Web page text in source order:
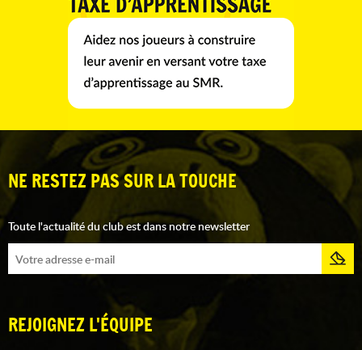
NE RESTEZ PAS SUR LA TOUCHE
Toute l'actualité du club est dans notre newsletter
REJOIGNEZ L'ÉQUIPE